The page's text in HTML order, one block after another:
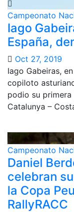
Campeonato
Iago
España,
Oct 27, 2019
Iago Gabeiras,
copiloto
podio su primera
Catalunya –
Campeonato
Daniel
celebran
la Copa
RallyRACC